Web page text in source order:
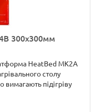
300х300мм
HeatBed MK2A
столу
підігріву